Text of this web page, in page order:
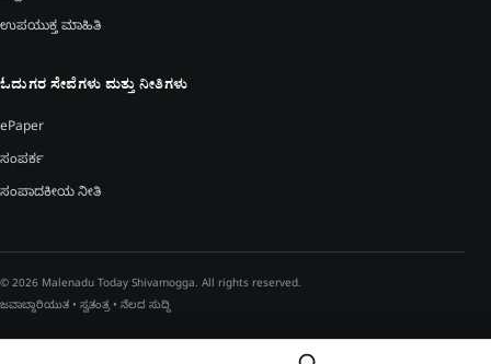
ಉಪಯುಕ್ತ ಮಾಹಿತಿ
ಓದುಗರ ಸೇವೆಗಳು ಮತ್ತು ನೀತಿಗಳು
ePaper
ಸಂಪರ್ಕ
ಸಂಪಾದಕೀಯ ನೀತಿ
© 2026 Malenadu Today Shivamogga. All rights reserved.
ಜವಾಬ್ದಾರಿಯುತ • ಸ್ವತಂತ್ರ • ನೆಲದ ಸುದ್ದಿ